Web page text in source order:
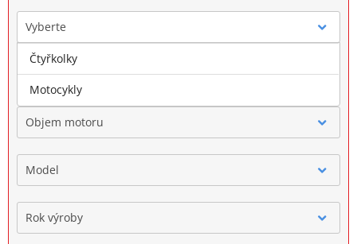
Vyberte
Značka
Objem motoru
Model
Rok výroby
Čtyřkolky
Motocykly